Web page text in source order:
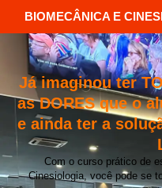
BIOMECÂNICA E
Já imaginou ter
as DORES que o
e ainda ter a
Com o curso prático de
Cinesiologia, você pode se